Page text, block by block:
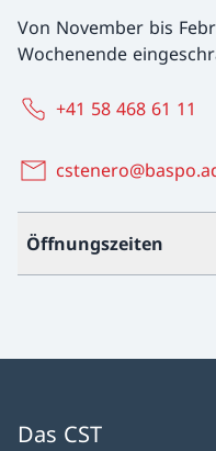
Von November bis
Wochenende
+41 58 468 61 11
Öffnungszeiten
Das CST